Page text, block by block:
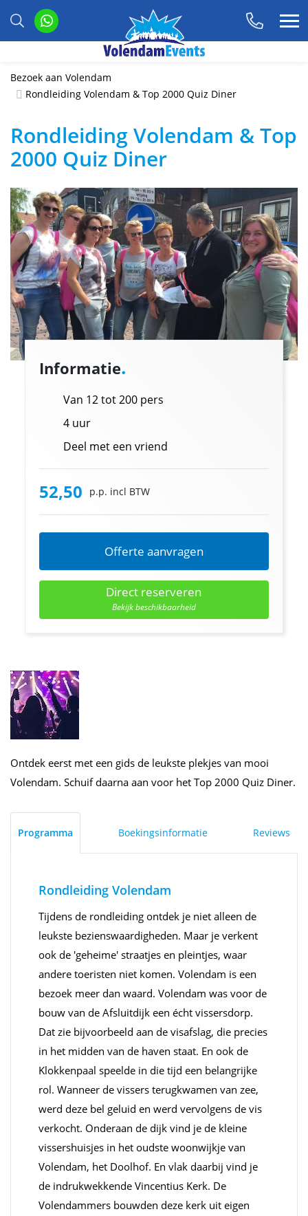
Bezoek aan Volendam
Rondleiding Volendam & Top 2000 Quiz Diner
Rondleiding Volendam & Top
2000 Quiz Diner
Informatie.
Van 12 tot 200 pers
4 uur
Deel met een vriend
52,50 p.p. incl BTW
Offerte aanvragen
Direct reserveren
Bekijk beschikbaarheid
Ontdek eerst met een gids de leukste plekjes van mooi
Volendam. Schuif daarna aan voor het Top 2000 Quiz Diner.
Programma Boekingsinformatie Reviews
Rondleiding Volendam
Tijdens de rondleiding ontdek je niet alleen de
leukste bezienswaardigheden. Maar je verkent
ook de 'geheime' straatjes en pleintjes, waar
andere toeristen niet komen. Volendam is een
bezoek meer dan waard. Volendam was voor de
bouw van de Afsluitdijk een écht vissersdorp.
Dat zie bijvoorbeeld aan de visafslag, die precies
in het midden van de haven staat. En ook de
Klokkenpaal speelde in die tijd een belangrijke
rol. Wanneer de vissers terugkwamen van zee,
werd deze bel geluid en werd vervolgens de vis
verkocht. Onderaan de dijk vind je de kleine
vissershuisjes in het oudste woonwijkje van
Volendam, het Doolhof. En vlak daarbij vind je
de indrukwekkende Vincentius Kerk. De
Volendammers bouwden deze kerk uit eigen